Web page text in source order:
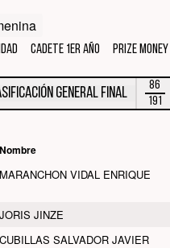
CADETE 1er Año Prize Money
general final
86
191
Nombre
MARANCHON VIDAL ENRIQUE
JORIS JINZE
CUBILLAS SALVADOR JAVIER